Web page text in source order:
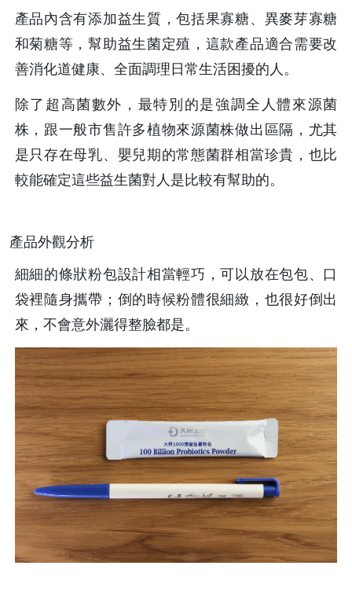
產品內含有添加益生質，包括果寡糖、異麥芽寡糖
和菊糖等，幫助益生菌定殖，這款產品適合需要改
善消化道健康、全面調理日常生活困擾的人。
除了超高菌數外，最特別的是強調全人體來源菌
株，跟一般市售許多植物來源菌株做出區隔，尤其
是只存在母乳、嬰兒期的常態菌群相當珍貴，也比
較能確定這些益生菌對人是比較有幫助的。
產品外觀分析
細細的條狀粉包設計相當輕巧，可以放在包包、口
袋裡隨身攜帶；倒的時候粉體很細緻，也很好倒出
來，不會意外灑得整臉都是。